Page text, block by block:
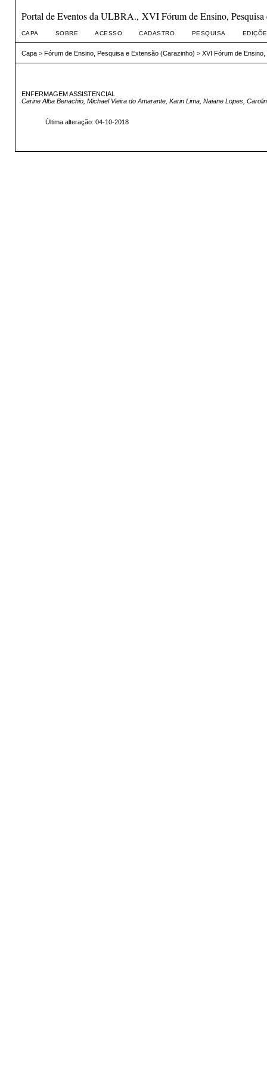
Portal de Eventos da ULBRA., XVI Fórum de Ensino, Pesquisa
CAPA SOBRE ACESSO CADASTRO PESQUISA
Capa> Fórum de Ensino, Pesquisa e Extensão (Carazinho) > XVI Fórum de
ENFERMAGEM ASSISTENCIAL
Carine Alba Benachio, Michael Vieira do Amarante, Karin Lima, Naiane Lopes,
Última alteração: 04-10-2018